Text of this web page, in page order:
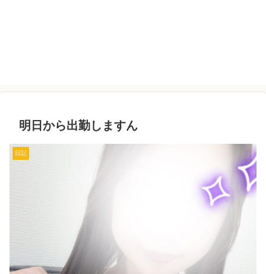
明日から出勤しますん
日記